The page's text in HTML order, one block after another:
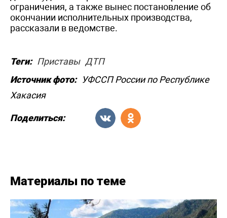
ограничения, а также вынес постановление об
окончании исполнительных производства,
рассказали в ведомстве.
Теги: Приставы ДТП
Источник фото:
УФССП России по Республике
Хакасия
Поделиться:
Материалы по теме